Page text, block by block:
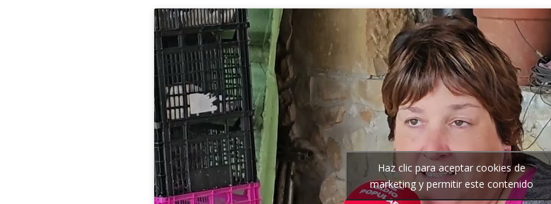
Haz clic para aceptar cookies de
marketing y permitir este contenido